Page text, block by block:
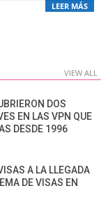
LEER MÁS
VIEW ALL
DOS
EN LAS VPN QUE
DESDE 1996
A LA LLEGADA
DE VISAS EN